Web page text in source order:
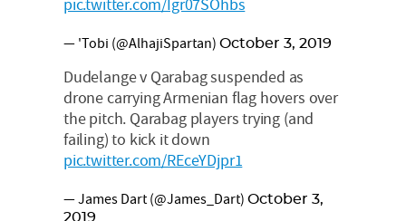
— 'Tobi (@AlhajiSpartan) October 3, 2019
Dudelange v Qarabag suspended as
drone carrying Armenian flag hovers over
the pitch. Qarabag players trying (and
failing) to kick it down
pic.twitter.com/REceYDjpr1
— James Dart (@James_Dart) October 3,
2019